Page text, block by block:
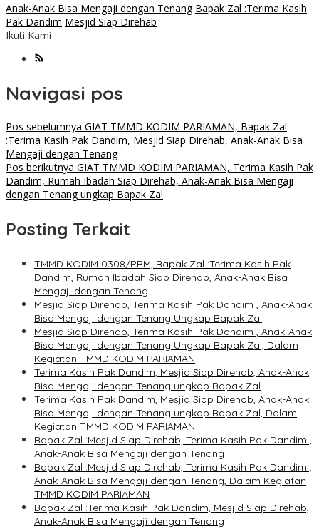
Anak-Anak Bisa Mengaji dengan Tenang Bapak Zal :Terima Kasih
Pak Dandim Mesjid Siap Direhab
Ikuti Kami
Navigasi pos
Pos sebelumnya GIAT TMMD KODIM PARIAMAN, Bapak Zal
:Terima Kasih Pak Dandim, Mesjid Siap Direhab, Anak-Anak Bisa
Mengaji dengan Tenang
Pos berikutnya GIAT TMMD KODIM PARIAMAN, Terima Kasih Pak
Dandim, Rumah Ibadah Siap Direhab, Anak-Anak Bisa Mengaji
dengan Tenang ungkap Bapak Zal
Posting Terkait
TMMD KODIM 0308/PRM, Bapak Zal :Terima Kasih Pak
Dandim, Rumah Ibadah Siap Direhab, Anak-Anak Bisa
Mengaji dengan Tenang
Mesjid Siap Direhab, Terima Kasih Pak Dandim , Anak-Anak
Bisa Mengaji dengan Tenang Ungkap Bapak Zal
Mesjid Siap Direhab, Terima Kasih Pak Dandim , Anak-Anak
Bisa Mengaji dengan Tenang Ungkap Bapak Zal, Dalam
Kegiatan TMMD KODIM PARIAMAN
Terima Kasih Pak Dandim, Mesjid Siap Direhab, Anak-Anak
Bisa Mengaji dengan Tenang ungkap Bapak Zal
Terima Kasih Pak Dandim, Mesjid Siap Direhab, Anak-Anak
Bisa Mengaji dengan Tenang ungkap Bapak Zal, Dalam
Kegiatan TMMD KODIM PARIAMAN
Bapak Zal :Mesjid Siap Direhab, Terima Kasih Pak Dandim ,
Anak-Anak Bisa Mengaji dengan Tenang
Bapak Zal :Mesjid Siap Direhab, Terima Kasih Pak Dandim ,
Anak-Anak Bisa Mengaji dengan Tenang, Dalam Kegiatan
TMMD KODIM PARIAMAN
Bapak Zal :Terima Kasih Pak Dandim, Mesjid Siap Direhab,
Anak-Anak Bisa Mengaji dengan Tenang